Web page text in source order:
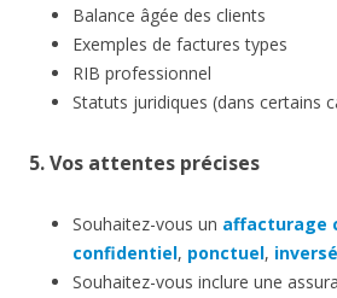
Balance âgée des clients
Exemples de factures types
RIB professionnel
Statuts juridiques (dans certains
5. Vos attentes précises
Souhaitez-vous un affacturage
confidentiel, ponctuel, inversé
Souhaitez-vous inclure une